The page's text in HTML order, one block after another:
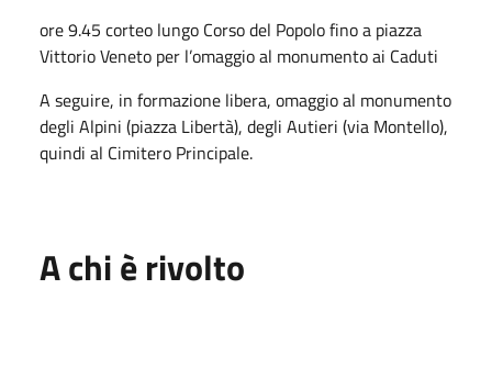
ore 9.45 corteo lungo Corso del Popolo fino a piazza
Vittorio Veneto per l’omaggio al monumento ai Caduti
A seguire, in formazione libera, omaggio al monumento
degli Alpini (piazza Libertà), degli Autieri (via Montello),
quindi al Cimitero Principale.
A chi è rivolto